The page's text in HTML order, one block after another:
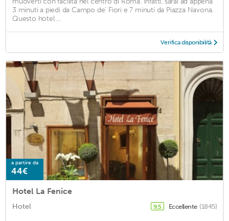
3 minuti a piedi da Campo de' Fiori e 7 minuti da Piazza Navona.
Questo hotel ...
Verifica disponibilità
a partire da
44€
Hotel La Fenice
Hotel 9,5 Eccellente (1845)